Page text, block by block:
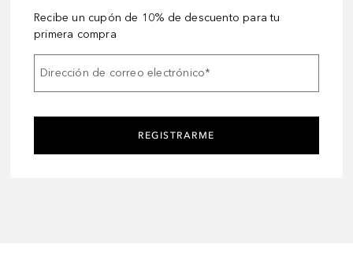
Recibe un cupón de 10% de descuento para tu
primera compra
Dirección de correo electrónico*
REGISTRARME